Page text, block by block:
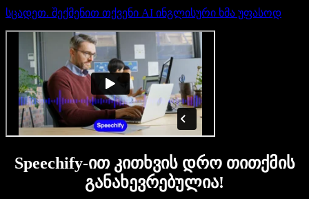
სცადეთ. შექმენით თქვენი AI ინგლისური ხმა უფასოდ
Speechify-ით კითხვის დრო თითქმის
განახევრებულია!